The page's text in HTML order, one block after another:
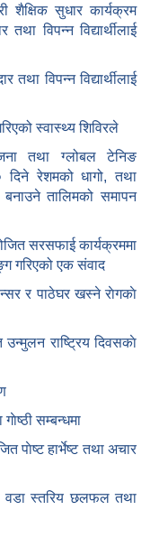
शैक्षिक सुधार कार्यक्रम
विपन्न विद्यार्थीलाई
विपन्न विद्यार्थीलाई
स्वास्थ्य शिविरले
तथा ग्लोबल टेनिङ
दिने रेशमको धागो, तथा
तालिमको समापन
सरसफाई कार्यक्रममा
गरिएको एक संवाद
र पाठेघर खस्‍ने राेगकाे
राष्ट्रिय दिवसकाे
सम्बन्धमा
पाेष्ट हार्भेष्ट तथा अचार
वडा स्तरिय छलफल तथा